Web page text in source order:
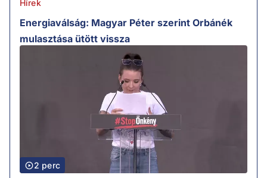
Hírek
Energiaválság: Magyar Péter szerint Orbánék
mulasztása ütött vissza
2 perc